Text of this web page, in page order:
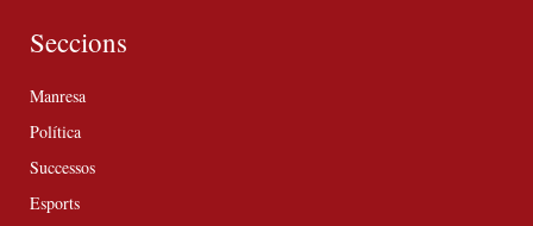
Seccions
Manresa
Política
Successos
Esports